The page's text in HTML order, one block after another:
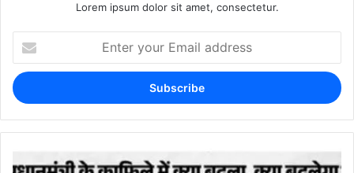
Lorem ipsum dolor sit amet, consectetur.